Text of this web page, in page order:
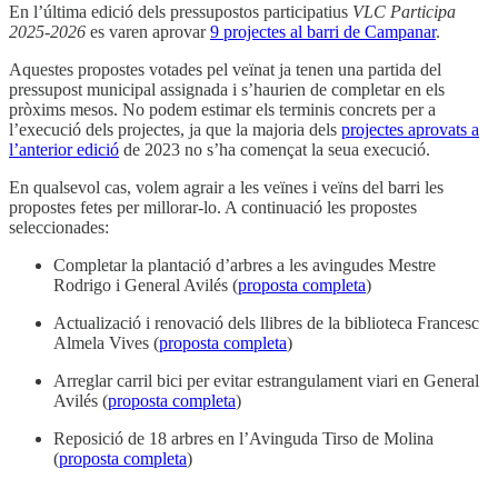
En l’última edició dels pressupostos participatius VLC Participa
2025-2026 es varen aprovar9 projectes al barri de Campanar.
Aquestes propostes votades pel veïnat ja tenen una partida del
pressupost municipal assignada i s’haurien de completar en els
pròxims mesos. No podem estimar els terminis concrets per a
l’execució dels projectes, ja que la majoria dels projectes aprovats a
l’anterior edició de 2023 no s’ha començat la seua execució.
En qualsevol cas, volem agrair a les veïnes i veïns del barri les
propostes fetes per millorar-lo. A continuació les propostes
seleccionades:
Completar la plantació d’arbres a les avingudes Mestre
Rodrigo i General Avilés (proposta completa)
Actualizació i renovació dels llibres de la biblioteca Francesc
Almela Vives (proposta completa)
Arreglar carril bici per evitar estrangulament viari en General
Avilés (proposta completa)
Reposició de 18 arbres en l’Avinguda Tirso de Molina
(proposta completa)